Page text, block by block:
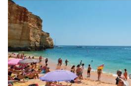
analizę na podstawie tysięcy
Okazuje się, że podróże za
możliwe!Polacy chętnie polują
Najniższe ceny dotyczyły
Sandefjord w Norwegii.
tylko 38,86 zł. Innych podróż
Maskatu kosztowała 41,99 zł.